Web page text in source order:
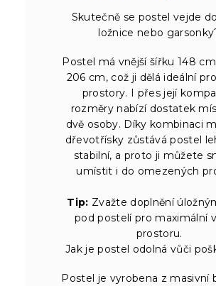
Skutečně se postel vejde
ložnice nebo
Postel má vnější šířku 148
206 cm, což ji dělá ideální
prostory. I přes její
rozměry nabízí dostatek
dvě osoby. Díky kombinaci
dřevotřísky zůstává postel
stabilní, a proto ji můžete
umístit i do omezených
Tip: Zvažte doplnění
pod postelí pro maximální
prostoru.
Jak je postel odolná vůči
Postel je vyrobena z masivní